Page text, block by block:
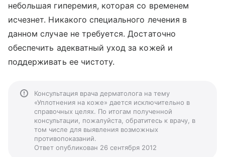
небольшая гиперемия, которая со временем
исчезнет. Никакого специального лечения в
данном случае не требуется. Достаточно
обеспечить адекватный уход за кожей и
поддерживать ее чистоту.
Консультация врача дерматолога на тему
«Уплотнения на коже» дается исключительно в
справочных целях. По итогам полученной
консультации, пожалуйста, обратитесь к врачу, в
том числе для выявления возможных
противопоказаний.
Ответ опубликован 26 сентября 2012